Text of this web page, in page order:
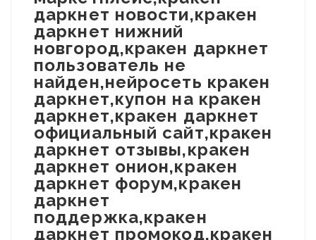
даркнет новости,кракен
даркнет нижний
новгород,кракен даркнет
пользователь не
найден,нейросеть кракен
даркнет,купон на кракен
даркнет,кракен даркнет
официальный сайт,кракен
даркнет отзывы,кракен
даркнет онион,кракен
даркнет форум,кракен
даркнет
поддержка,кракен
даркнет промокод,кракен